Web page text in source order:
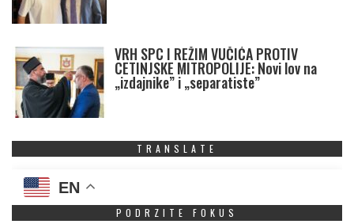
VRH SPC I REŽIM VUČIĆA PROTIV
CETINJSKE MITROPOLIJE: Novi lov na
„izdajnike” i „separatiste”
TRANSLATE
EN
PODRZITE FOKUS